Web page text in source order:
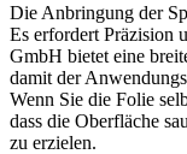
Die Anbringung der
Es erfordert Präzision
GmbH bietet eine
damit der
Wenn Sie die Folie
dass die Oberfläche
zu erzielen.